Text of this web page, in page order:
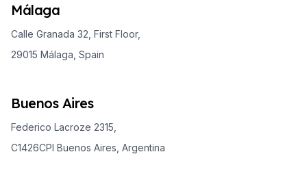
Málaga
Calle Granada 32, First Floor,
29015 Málaga, Spain
Buenos Aires
Federico Lacroze 2315,
C1426CPI Buenos Aires, Argentina